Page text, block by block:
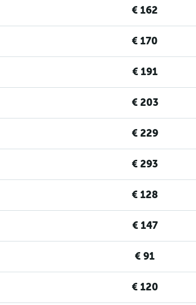
€ 162
€ 170
€ 191
€ 203
€ 229
€ 293
€ 128
€ 147
€ 91
€ 120